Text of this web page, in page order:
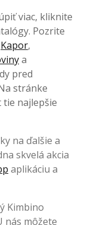
viac, kliknite
Pozrite
Kapor,
a
pred
stránke
tie najlepšie
na ďalšie a
skvelá akcia
aplikáciu a
Kimbino
nás môžete